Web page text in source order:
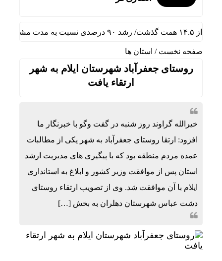
صفحه نخست / استان ها
روستای جعفرآباد شهرستان ایلام به شهر
ارتقاء یافت
خیرالله گراوند روز شنبه در گفت وگو با خبرنگار ما
افزود: ارتقا روستای جعفرآباد به شهر یکی از مطالبات
عمده مردم منطقه بود که با پیگیری های مدیریت ارشد
استان پس از موافقت وزیر کشور و ابلاغ به استانداری
ایلام با آن موافقت شد. وی از تصویب ارتقاء روستای
دشت عباس شهرستان دهلران به بخش […]